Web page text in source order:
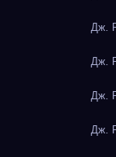
Дж.
Дж.
Дж.
Дж.